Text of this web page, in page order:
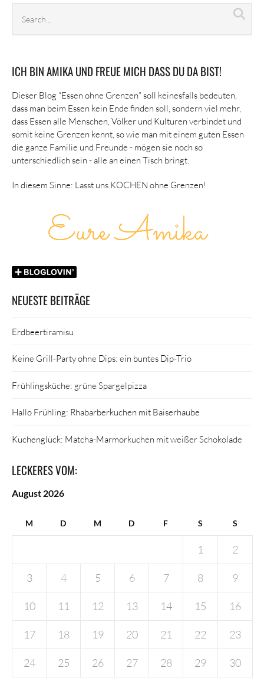
archives
ICH BIN AMIKA UND FREUE MICH DASS DU DA BIST!
Dieser Blog “Essen ohne Grenzen” soll keinesfalls bedeuten,
dass man beim Essen kein Ende finden soll, sondern viel mehr,
dass Essen alle Menschen, Völker und Kulturen verbindet und
somit keine Grenzen kennt, so wie man mit einem guten Essen
die ganze Familie und Freunde - mögen sie noch so
unterschiedlich sein - alle an einen Tisch bringt.
In diesem Sinne: Lasst uns KOCHEN ohne Grenzen!
NEUESTE BEITRÄGE
Erdbeertiramisu
Keine Grill-Party ohne Dips: ein buntes Dip-Trio
Frühlingsküche: grüne Spargelpizza
Hallo Frühling: Rhabarberkuchen mit Baiserhaube
Kuchenglück: Matcha-Marmorkuchen mit weißer Schokolade
LECKERES VOM:
August 2026
M D M D F S S
1 2
3 4 5 6 7 8 9
10 11 12 13 14 15 16
17 18 19 20 21 22 23
24 25 26 27 28 29 30